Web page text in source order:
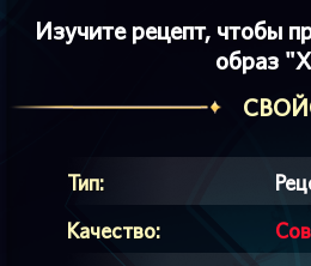
Изучите рецепт, чтобы
образ
Тип:
Качество: